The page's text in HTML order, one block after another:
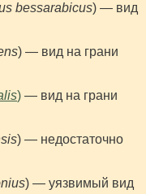
bessarabicus) — вид
) — вид на грани
) — вид на грани
) — недостаточно
) — уязвимый вид